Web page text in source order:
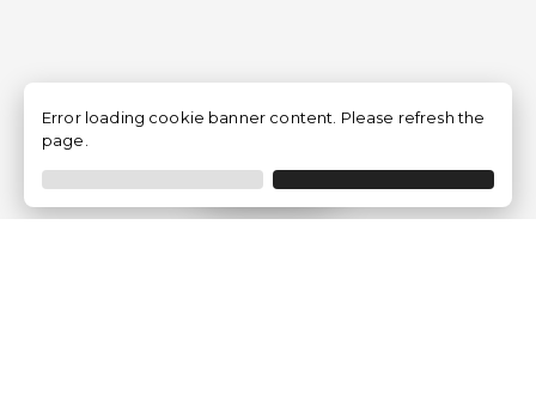
Filtro
Error loading cookie banner content. Please refresh the
page.